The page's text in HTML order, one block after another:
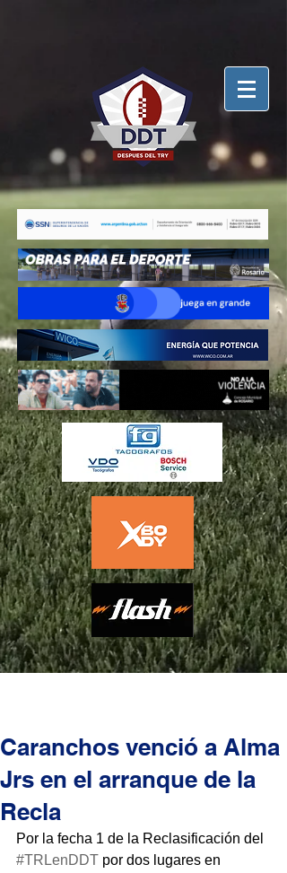
Caranchos venció a Alma
Jrs en el arranque de la
Recla
Por la fecha 1 de la Reclasificación del
#TRLenDDT por dos lugares en